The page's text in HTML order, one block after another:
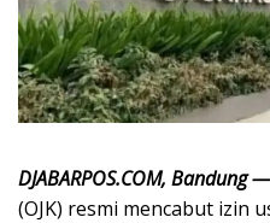
DJABARPOS.COM, Bandung —
(OJK) resmi mencabut izin